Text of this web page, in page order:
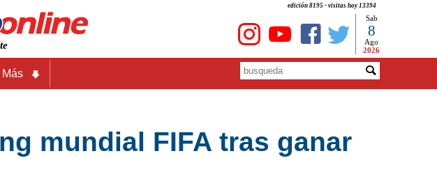
edición 8195 - visitas hoy 13394
Sab
8
Ago
2026
Más
mundial FIFA tras ganar